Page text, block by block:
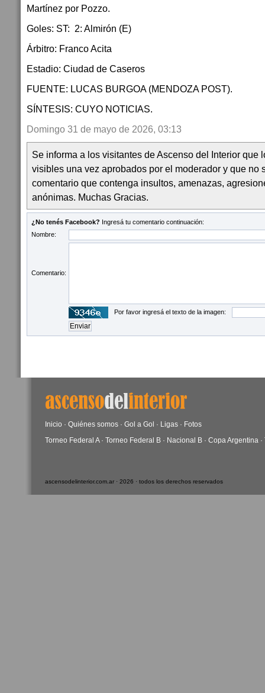
Martínez por Pozzo.
Goles: ST: 2: Almirón (E)
Árbitro: Franco Acita
Estadio: Ciudad de Caseros
FUENTE: LUCAS BURGOA (MENDOZA POST).
SÍNTESIS: CUYO NOTICIAS.
Domingo 31 de mayo de 2026, 03:13
Se informa a los visitantes de Ascenso del Interior que
visibles una vez aprobados por el moderador y que no
comentario que contenga insultos, amenazas,
anónimas. Muchas Gracias.
¿No tenés Facebook? Ingresá tu comentario continuación:
Nombre:
Comentario:
Por favor ingresá el texto de la imagen:
Inicio · Quiénes somos · Gol a Gol · Ligas · Fotos
Torneo Federal A· Torneo Federal B · Nacional B · Copa Argentina ·
ascensodelinterior.com.ar · 2026 · todos los derechos reservados